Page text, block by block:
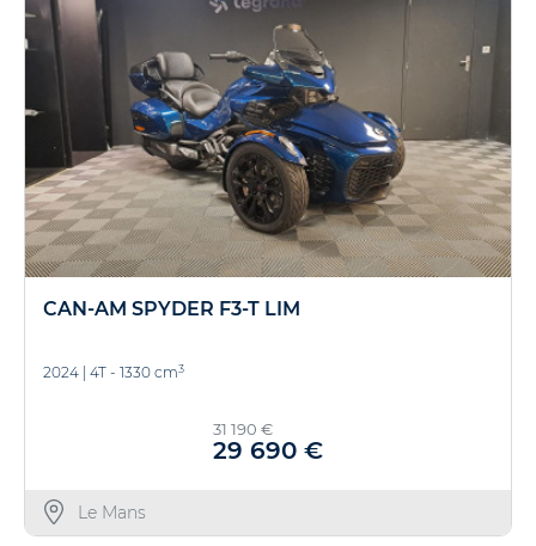
CAN-AM SPYDER F3-T LIM
2024 4T - 1330 cm3
31 190 €
29 690 €
Le Mans